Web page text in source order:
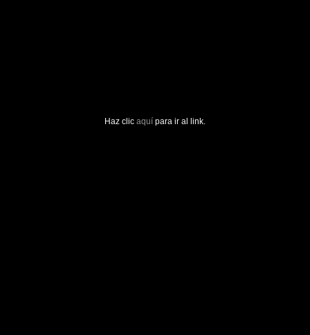
Haz clic aquí para ir al link.